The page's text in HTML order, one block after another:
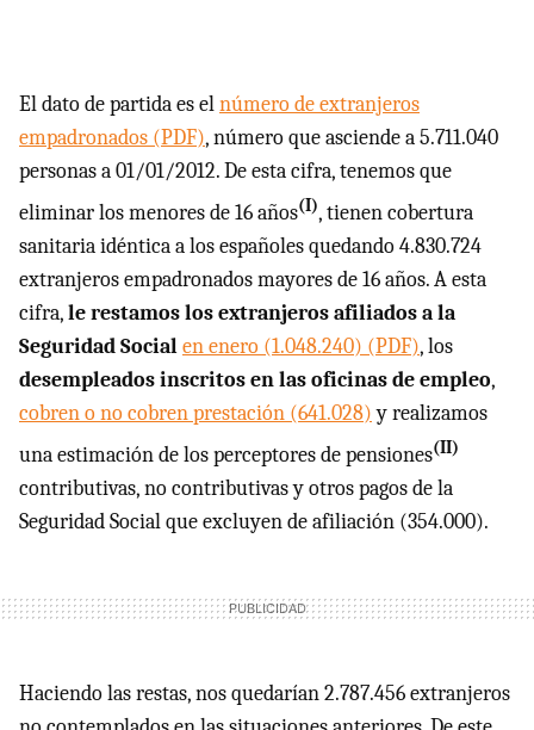
El dato de partida es elnúmero de extranjeros
empadronados (PDF), número que asciende a 5.711.040
personas a 01/01/2012. De esta cifra, tenemos que
eliminar los menores de 16 años(I), tienen cobertura
sanitaria idéntica a los españoles quedando 4.830.724
extranjeros empadronados mayores de 16 años. A esta
cifra,le restamos los extranjeros afiliados a la
Seguridad Socialen enero (1.048.240) (PDF), los
desempleados inscritos en las oficinas de empleo,
cobren o no cobren prestación (641.028)y realizamos
una estimación de los perceptores de pensiones(II)
contributivas, no contributivas y otros pagos de la
Seguridad Social que excluyen de afiliación (354.000).
Haciendo las restas, nos quedarían 2.787.456 extranjeros